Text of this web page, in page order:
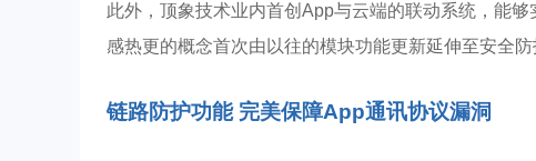
此外，顶象技术业内⾸创App与云端的联动系统，能
感热更的概念⾸次由以往的模块功能更新延伸⾄安全防
链路防护功能 完美保障App通讯协议漏洞